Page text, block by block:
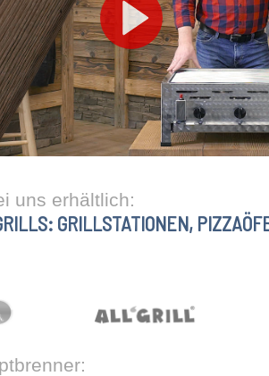
uns erhältlich:
GRILLSTATIONEN,